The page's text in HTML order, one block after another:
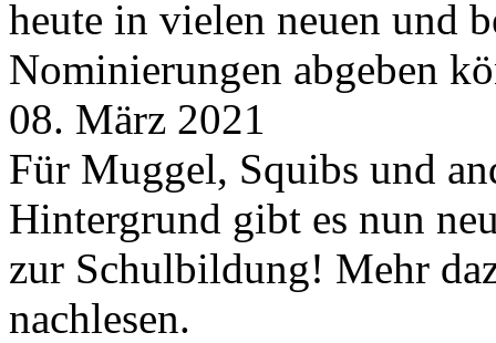
heute in vielen neuen und
Nominierungen abgeben
08. März 2021
Für Muggel, Squibs und
Hintergrund gibt es nun
zur Schulbildung! Mehr
nachlesen.